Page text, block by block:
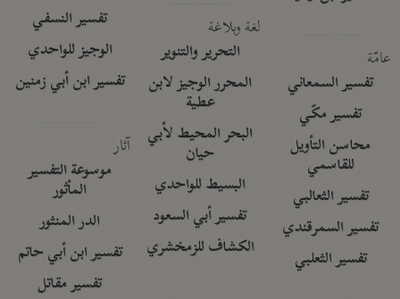
عامّة
تفسير السمعاني
تفسير مكّي
محاسن التأويل
للقاسمي
تفسير الثعالبي
تفسير السمرقندي
تفسير الثعلبي
لغة وبلاغة
التحرير والتنوير
المحرر الوجيز لابن
عطية
البحر المحيط لأبي
حيان
البسيط للواحدي
تفسير أبي السعود
الكشاف للزمخشري
تفسير النسفي
الوجيز للواحدي
تفسير ابن أبي زمنين
آثار
موسوعة التفسير
المأثور
الدر المنثور
تفسير ابن أبي حاتم
تفسير مقاتل